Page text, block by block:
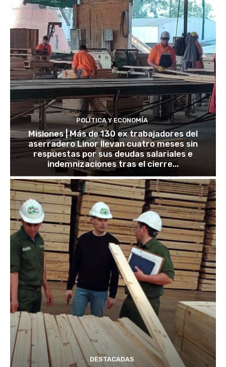
POLÍTICA Y ECONOMÍA
Misiones | Más de 130 ex trabajadores del
aserradero Linor llevan cuatro meses sin
respuestas por sus deudas salariales e
indemnizaciones tras el cierre...
DESTACADAS